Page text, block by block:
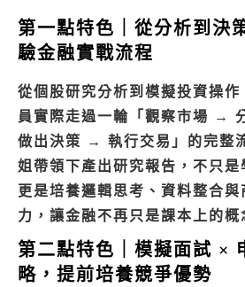
第一點特色｜從分析到決
驗金融實戰流程
從個股研究分析到模擬投資操作
員實際走過一輪「觀察市場 →
做出決策 → 執行交易」的完整
姐帶領下產出研究報告，不只是
更是培養邏輯思考、資料整合與
力，讓金融不再只是課本上的概
第二點特色｜模擬面試 ×
略，提前培養競爭優勢